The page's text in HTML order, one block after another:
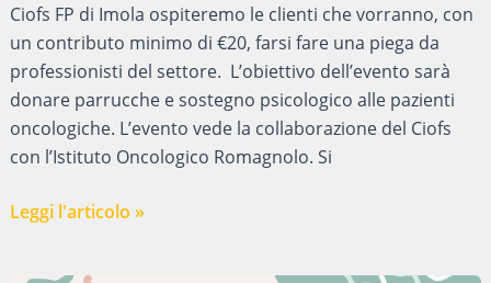
Ciofs FP di Imola ospiteremo le clienti che vorranno, con
un contributo minimo di €20, farsi fare una piega da
professionisti del settore. L’obiettivo dell’evento sarà
donare parrucche e sostegno psicologico alle pazienti
oncologiche. L’evento vede la collaborazione del Ciofs
con l’Istituto Oncologico Romagnolo. Si
Una
Leggi l'articolo »